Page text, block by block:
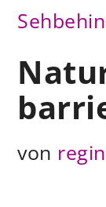
von